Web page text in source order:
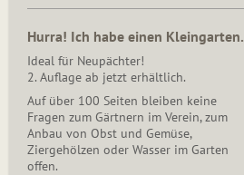
Hurra! Ich habe einen Kleingarten.
Ideal für Neupächter!
2. Auflage ab jetzt erhältlich.
Auf über 100 Seiten bleiben keine
Fragen zum Gärtnern im Verein, zum
Anbau von Obst und Gemüse,
Ziergehölzen oder Wasser im Garten
offen.